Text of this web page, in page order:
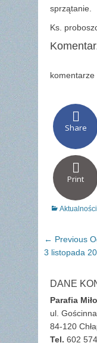
sprzątanie.
Ks.
komentarze
Share
Print
Categories
Aktualności
Nawigacja
wpisu
← Previous
3 listopada
DANE
Parafia
ul. Gościnna
84-120
Tel. 602